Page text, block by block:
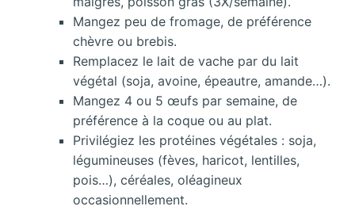
Mangez peu de fromage, de préférence
chèvre ou brebis.
Remplacez le lait de vache par du lait
végétal (soja, avoine, épeautre, amande…).
Mangez 4 ou 5 œufs par semaine, de
préférence à la coque ou au plat.
Privilégiez les protéines végétales : soja,
légumineuses (fèves, haricot, lentilles,
pois…), céréales, oléagineux
occasionnellement.